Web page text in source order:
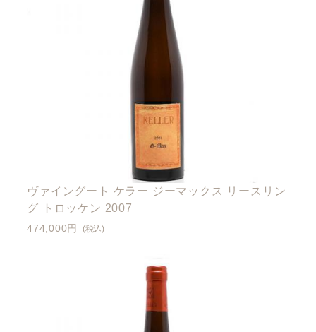
ヴァイングート ケラー ジーマックス リースリン
グ トロッケン 2007
474,000円 (税込)